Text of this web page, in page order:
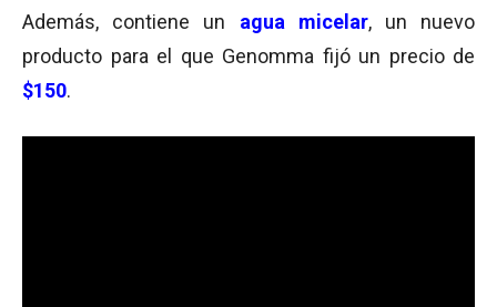
Además, contiene un agua micelar,
un nuevo
producto para el que Genomma fijó un precio de
$150.